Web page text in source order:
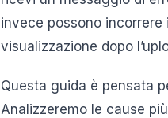
invece possono
visualizzazione dopo
Questa guida è pensata
Analizzeremo le cause